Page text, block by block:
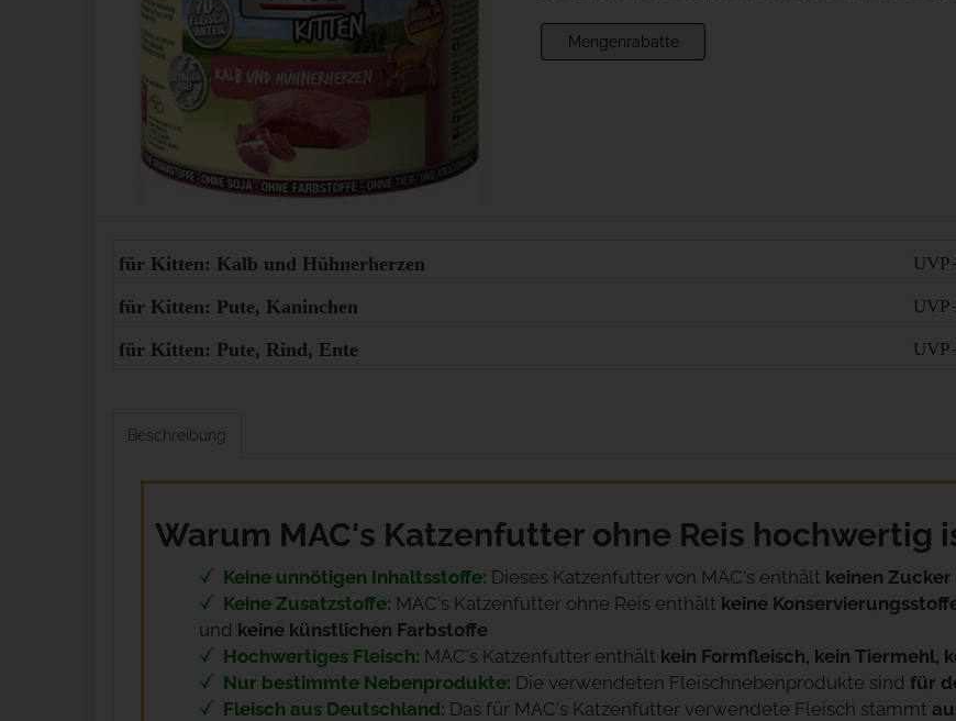
Mengenrabatte
für Kitten: Kalb und Hühnerherzen UVP
für Kitten: Pute, Kaninchen UVP
für Kitten: Pute, Rind, Ente UVP
Beschreibung
Warum MAC's Katzenfutter ohne Reis hochwertig
Keine unnötigen Inhaltsstoffe: Dieses Katzenfutter von MAC's enthält keinen Zucker
Keine Zusatzstoffe: MAC's Katzenfutter ohne Reis enthält keine
und keine künstlichen Farbstoffe
Hochwertiges Fleisch: MAC's Katzenfutter enthält kein Formfleisch, kein Tiermehl,
Nur bestimmte Nebenprodukte: Die verwendeten Fleischnebenprodukte sind für
Fleisch aus Deutschland: Das für MAC's Katzenfutter verwendete Fleisch stammt